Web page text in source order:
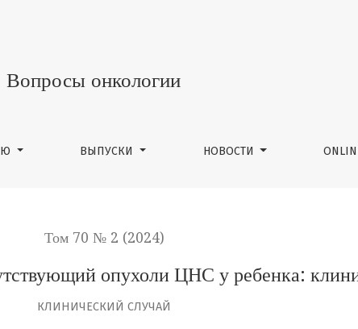
у ребенка: клинический случай
Вопросы онкологии
ВЫПУСКИ НОВОСТИ
Том 70 № 2 (2024)
опухоли ЦНС у ребенка:
КЛИНИЧЕСКИЙ СЛУЧАЙ